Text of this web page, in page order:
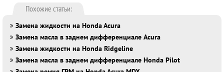
Похожие статьи:
» Замена жидкости на Honda Acura
» Замена масла в заднем дифференциале Acura
» Замена жидкости на Honda Ridgeline
» Замена масла в заднем дифференциале Honda Pilot